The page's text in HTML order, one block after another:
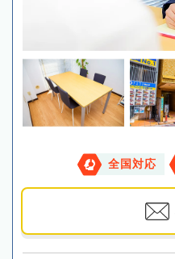
全国対応